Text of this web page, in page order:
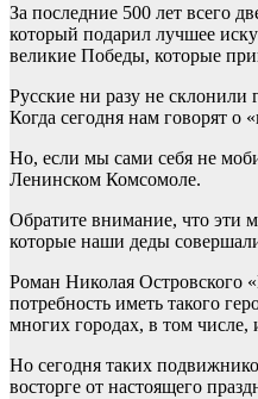
За последние 500 лет всего
который подарил лучшее
великие Победы, которые
Русские ни разу не
Когда сегодня нам говорят
Но, если мы сами себя не
Ленинском Комсомоле.
Обратите внимание, что эти
которые наши деды
Роман Николая Островского
потребность иметь такого
многих городах, в том числе,
Но сегодня таких
восторге от настоящего